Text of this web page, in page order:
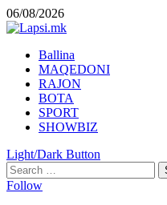
Skip
to
06/08/2026
Primary
Menu
Ballina
MAQEDONI
RAJON
BOTA
SPORT
SHOWBIZ
Light/Dark Button
Search
for:
Follow